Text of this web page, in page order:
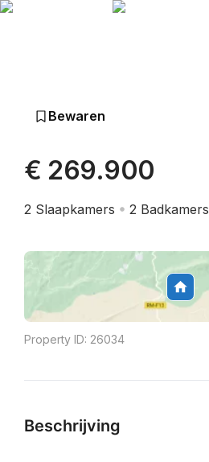
Bewaren
€ 269.900
2 Slaapkamers 2 Badkamers
Property ID: 26034
Beschrijving